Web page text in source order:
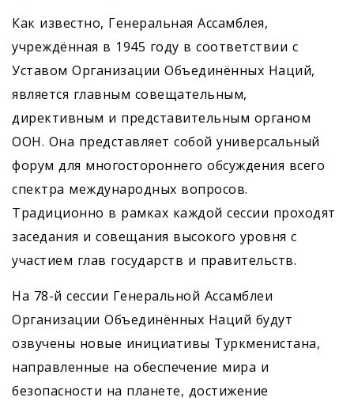
Как известно, Генеральная Ассамблея,
учреждённая в 1945 году в соответствии с
Уставом Организации Объединённых Наций,
является главным совещательным,
директивным и представительным органом
ООН. Она представляет собой универсальный
форум для многостороннего обсуждения всего
спектра международных вопросов.
Традиционно в рамках каждой сессии проходят
заседания и совещания высокого уровня с
участием глав государств и правительств.
На 78-й сессии Генеральной Ассамблеи
Организации Объединённых Наций будут
озвучены новые инициативы Туркменистана,
направленные на обеспечение мира и
безопасности на планете, достижение